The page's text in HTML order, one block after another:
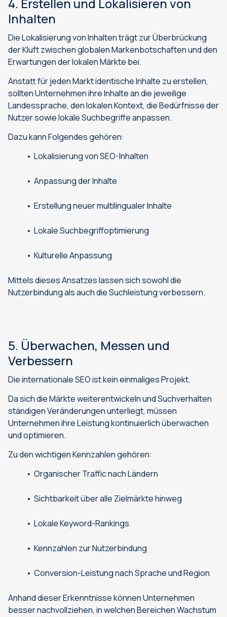
Inhalten
Die Lokalisierung von Inhalten trägt zur Überbrückung
der Kluft zwischen globalen Markenbotschaften und den
Erwartungen der lokalen Märkte bei.
Anstatt für jeden Markt identische Inhalte zu erstellen,
sollten Unternehmen ihre Inhalte an die jeweilige
Landessprache, den lokalen Kontext, die Bedürfnisse der
Nutzer sowie lokale Suchbegriffe anpassen.
Dazu kann Folgendes gehören:
Lokalisierung von SEO-Inhalten
Anpassung der Inhalte
Erstellung neuer multilingualer Inhalte
Lokale Suchbegriffoptimierung
Kulturelle Anpassung
Mittels dieses Ansatzes lassen sich sowohl die
Nutzerbindung als auch die Suchleistung verbessern.
5. Überwachen, Messen und
Verbessern
Die internationale SEO ist kein einmaliges Projekt.
Da sich die Märkte weiterentwickeln und Suchverhalten
ständigen Veränderungen unterliegt, müssen
Unternehmen ihre Leistung kontinuierlich überwachen
und optimieren.
Zu den wichtigen Kennzahlen gehören:
Organischer Traffic nach Ländern
Sichtbarkeit über alle Zielmärkte hinweg
Lokale Keyword-Rankings
Kennzahlen zur Nutzerbindung
Conversion-Leistung nach Sprache und Region
Anhand dieser Erkenntnisse können Unternehmen
besser nachvollziehen, in welchen Bereichen Wachstum